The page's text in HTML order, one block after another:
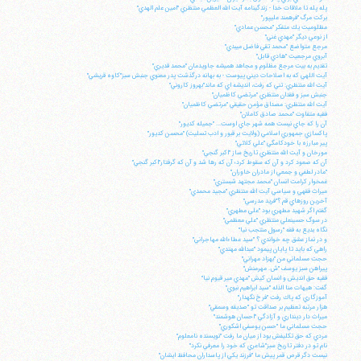
پله پله تا ملاقات خدا - زندگينامه آيت الله العظمي منتظري "امين علم الهدي"
بركت مرگ "فرهمند عليپور"
مظلوميت يك متفكر "محسن عمادي"
از نوعي ديگر "مهدي غني"
مرجع متواضع "محمد تقي فاضل ميبدي"
آبروي مرجعيت "هادي قابل"
تقديم به بيت مرجع مظلوم و مجاهد هميشه جاويدمان "محمد قديري"
آيت اللهي كه به اصلاحات ديني پيوست - به بهانه درگذشت پدر معنوي جنبش سبز"كاوه قريشي"
آيت الله منتظري: تني كه رفت، انديشه اي كه ماند"بهروز كاروني"
جنبش سبز و فقدان منتظري "مرتضي كاظميان"
آيت الله منتظري: مصداق مؤمن حقيقي "مرتضي كاظميان"
فقيه متفاوت "محمد صادق كاملان"
آن را كه جاي نيست همه شهر جاي اوست... "جميله كديور"
پاكسازي جمهوري اسلامي (ولايت بر قبور و ادب تسليت) "محسن كديور"
پير مبارزه با خودكامگي "علي كلائي"
مورخان و آيت الله منتظري تاريخ ساز "اكبر گنجي"
آن كه صعود كرد و آن كه سقوط كرد؛ آن كه رها شد و آن كه گرفتار"اكبر گنجي"
"مادر لطفي و جمعي از مادران خاوران"
غمخوار كرامت انسان "محمد مجتهد شبستري"
ميراث فقهي و سياسي آيت الله منتظري "مجيد محمدي"
آخرين روزهاي قم ؟"فريد مدرسي"
گفتم اگر شهيد مطهري بود "علي مطهري"
در سوگ حسينعلي منتظري "علي معظمي"
نگاه بديع به فقه "رسول منتجب نيا"
و در نماز عشق چه خواندي ؟ "سيد عطاءالله مهاجراني"
راهي كه بايد تا پايان پيمود "عبدالله مهتدي"
حجت مسلماني من "بهزاد مهراني"
پيراهن سبز يوسف "ش. مهرمنش"
فقيه حق انديش و انسان كيش "مهدي مير قيوم نيا"
گفت: هيهات منا الذله "سيد ابراهيم نبوي"
آموزگاري كه پاك رفت "فرخ نگهدار"
هزار مرتبه تعظيم بر صداقت تو "صديقه وسمقي"
ميراث دار دينداري و آزادگي "احسان هوشمند"
حجت مسلماني ما "حسن يوسفي اشكوري"
مردي كه حق تكليفش بود از ميان ما رفت "نويسنده نامعلوم"
نام تو در دفتر تاريخ سبز"شاعري كه خود را معرفي نكرد"
نيست دگر قرص قمر پيش ما "فرزند يكي از پاسداران محافظ ايشان"